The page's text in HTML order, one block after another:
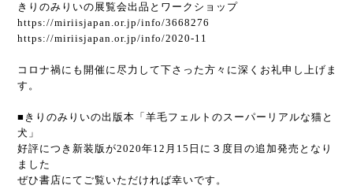
きりのみりいの展覧会出品とワークショップ
https://miriisjapan.or.jp/info/3668276
https://miriisjapan.or.jp/info/2020-11
コロナ禍にも開催に尽力して下さった方々に深くお礼申し上げま
す。
■きりのみりいの出版本「羊毛フェルトのスーパーリアルな猫と
犬」
好評につき新装版が2020年12月15日に３度目の追加発売となり
ました
ぜひ書店にてご覧いただければ幸いです。